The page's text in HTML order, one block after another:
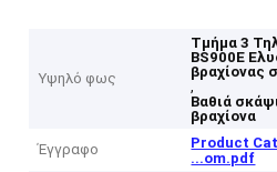
Υψηλό φως
Τμήμα 3
BS900E
βραχίονας
,
Βαθιά
βραχίονα
Έγγραφο
Product
...om.pdf